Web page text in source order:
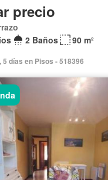
precio
2 Baños 90 m²
días en Pisos - 518396